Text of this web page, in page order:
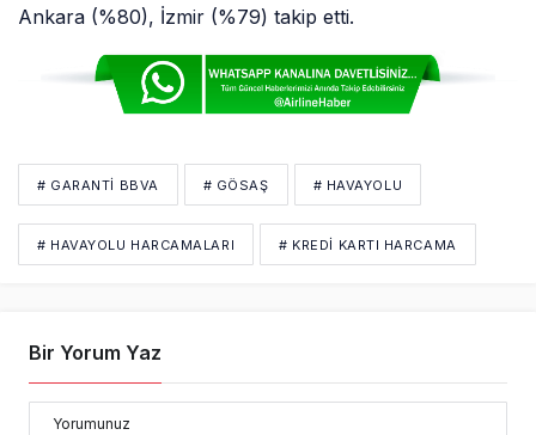
Ankara (%80), İzmir (%79) takip etti.
# GARANTI BBVA # GÖSAŞ # HAVAYOLU
# HAVAYOLU HARCAMALARI # KREDI KARTI HARCAMA
Bir Yorum Yaz
Yorumunuz